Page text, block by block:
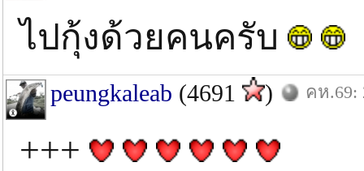
ไปกุ้งด้วยคนครับ
peungkaleab (4691 ) คห.69:
+++